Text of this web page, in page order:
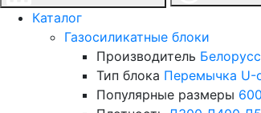
Каталог
Газосиликатные блоки
Производитель
Тип блока Перемычка U-
Популярные размеры